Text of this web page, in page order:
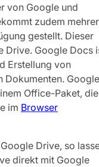
von Google und
zudem
gestellt. Dieser
Drive. Google Docs
Erstellung von
Dokumenten. Google
Office-Paket, die
im Browser
Drive, so
direkt mit Google